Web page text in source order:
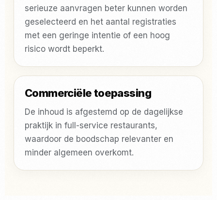
serieuze aanvragen beter kunnen worden
geselecteerd en het aantal registraties
met een geringe intentie of een hoog
risico wordt beperkt.
Commerciële toepassing
De inhoud is afgestemd op de dagelijkse
praktijk in full-service restaurants,
waardoor de boodschap relevanter en
minder algemeen overkomt.